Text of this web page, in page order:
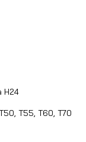
H24
T55, T60, T70